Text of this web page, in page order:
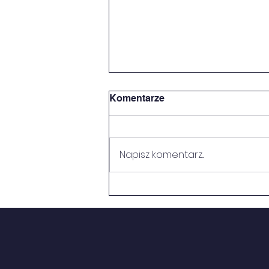
SUKCESY
Komentarze
Napisz komentarz...